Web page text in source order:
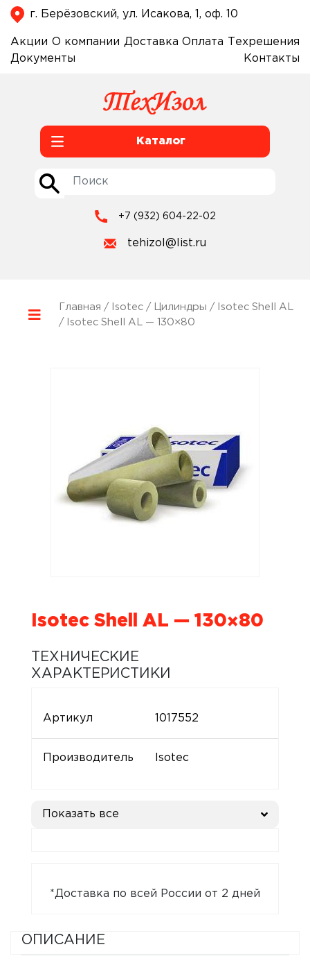
г. Берёзовский, ул. Исакова, 1, оф. 10
Акции О компании Доставка Оплата
Техрешения
Документы
Контакты
Каталог
+7 (932) 604-22-02
tehizol@list.ru
Главная / Isotec/ Цилиндры /
Isotec Shell AL
/ Isotec Shell AL — 130×80
Isotec Shell AL — 130×80
ТЕХНИЧЕСКИЕ
ХАРАКТЕРИСТИКИ
Артикул 1017552
Производитель Isotec
Показать все
*Доставка по всей России от 2 дней
ОПИСАНИЕ